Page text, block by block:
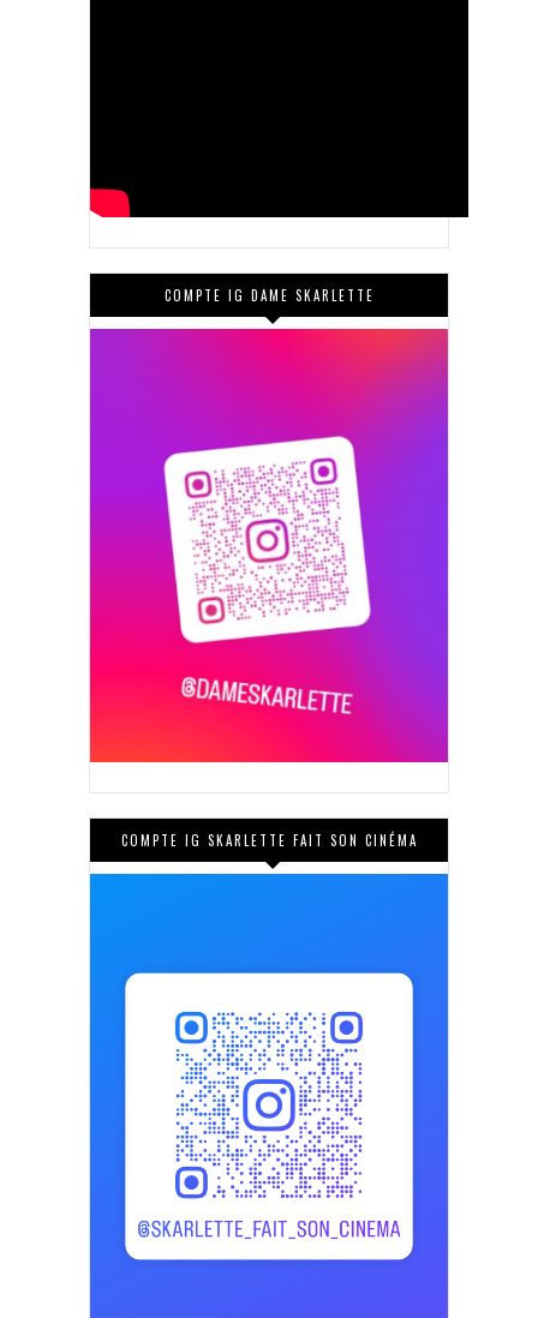
COMPTE IG DAME SKARLETTE
COMPTE IG SKARLETTE FAIT SON CINÉMA